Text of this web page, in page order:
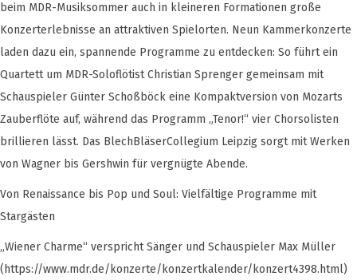
beim MDR-Musiksommer auch in kleineren Formationen große
Konzerterlebnisse an attraktiven Spielorten. Neun Kammerkonzerte
laden dazu ein, spannende Programme zu entdecken: So führt ein
Quartett um MDR-Soloflötist Christian Sprenger gemeinsam mit
Schauspieler Günter Schoßböck eine Kompaktversion von Mozarts
Zauberflöte auf, während das Programm „Tenor!“ vier Chorsolisten
brillieren lässt. Das BlechBläserCollegium Leipzig sorgt mit Werken
von Wagner bis Gershwin für vergnügte Abende.
Von Renaissance bis Pop und Soul: Vielfältige Programme mit
Stargästen
„Wiener Charme“ verspricht Sänger und Schauspieler Max Müller
(https://www.mdr.de/konzerte/konzertkalender/konzert4398.html)